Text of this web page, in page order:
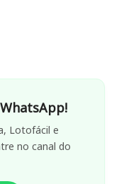
Lotofácil e
no canal do